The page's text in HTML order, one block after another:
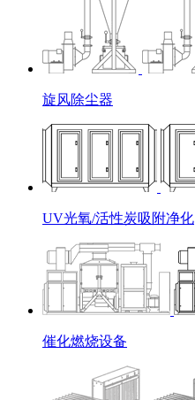
旋风除尘器
UV光氧/活性炭吸附净化
催化燃烧设备